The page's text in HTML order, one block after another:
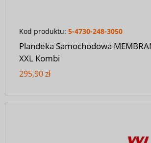
Kod produktu: 5-4730-248-3050
Plandeka Samochodowa
XXL Kombi
295,90 zł